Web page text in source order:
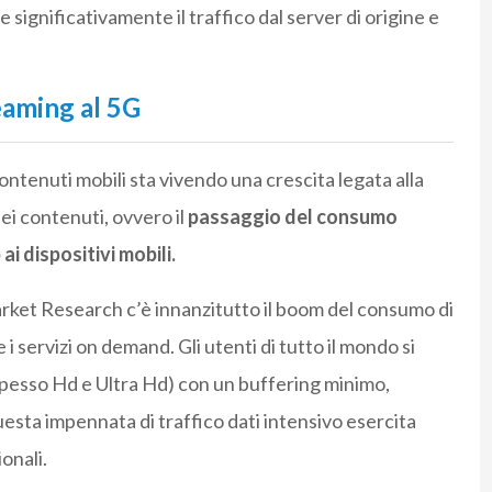
significativamente il traffico dal server di origine e
al 5G
mobili sta vivendo una crescita legata alla
contenuti, ovvero il passaggio del consumo
dispositivi mobili.
Research c’è innanzitutto il boom del consumo di
servizi on demand. Gli utenti di tutto il mondo si
Hd e Ultra Hd) con un buffering minimo,
impennata di traffico dati intensivo esercita